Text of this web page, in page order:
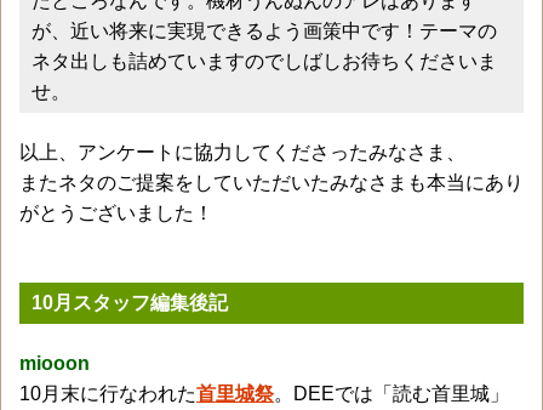
が、近い将来に実現できるよう画策中です！テーマの
ネタ出しも詰めていますのでしばしお待ちくださいま
せ。
以上、アンケートに協力してくださったみなさま、
またネタのご提案をしていただいたみなさまも本当にあり
がとうございました！
10月スタッフ編集後記
miooon
10月末に行なわれた首里城祭。DEEでは「読む首里城」